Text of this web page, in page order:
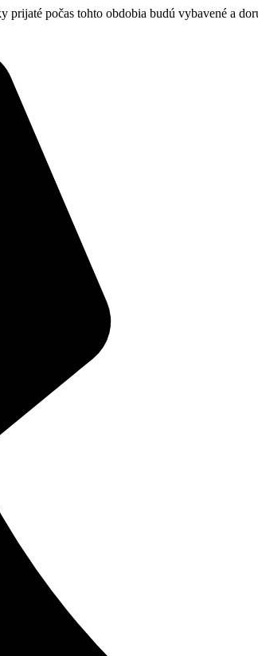
počas tohto obdobia budú vybavené a